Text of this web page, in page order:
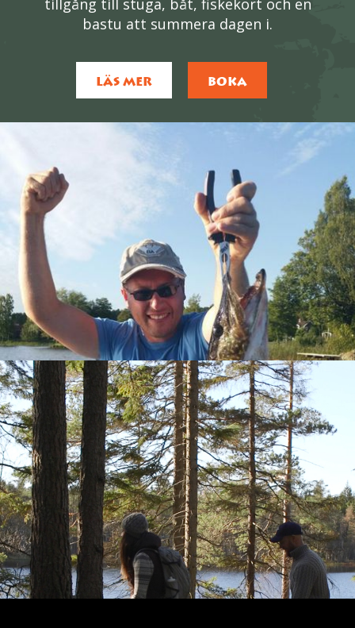
tillgång till stuga, båt, fiskekort och en
bastu att summera dagen i.
LÄS MER BOKA